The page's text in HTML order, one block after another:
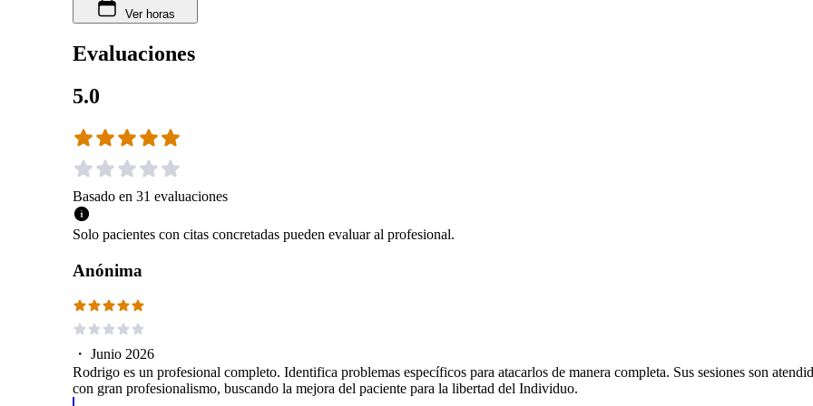
Ver horas
Evaluaciones
5.0
Basado en 31 evaluaciones
Solo pacientes con citas concretadas pueden evaluar al profesional.
Anónima
・ Junio 2026
Rodrigo es un profesional completo. Identifica problemas específicos para atacarlos de manera completa. Sus sesiones son
con gran profesionalismo, buscando la mejora del paciente para la libertad del Individuo.